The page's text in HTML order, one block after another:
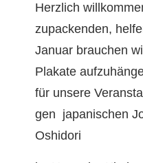
Her­zlich
zupack­enden,
Jan­u­ar brauchen
Plakate
für unsere
gen japanis­chen
Oshidori